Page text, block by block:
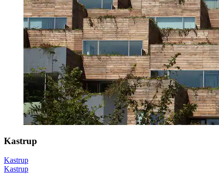
Kastrup
Kastrup
Kastrup